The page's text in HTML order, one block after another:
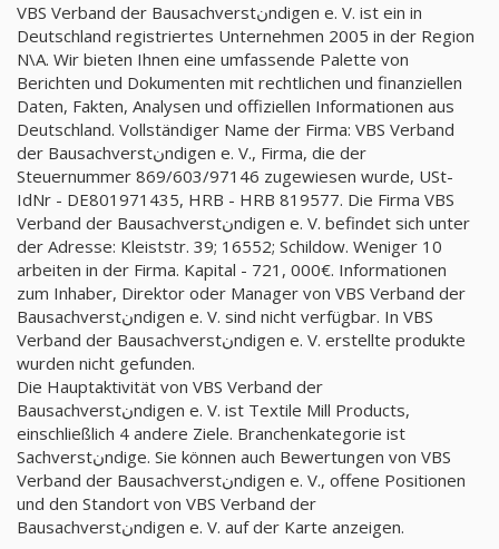
VBS Verband der Bausachverstنndigen e. V. ist ein in
Deutschland registriertes Unternehmen 2005 in der Region
N\A. Wir bieten Ihnen eine umfassende Palette von
Berichten und Dokumenten mit rechtlichen und finanziellen
Daten, Fakten, Analysen und offiziellen Informationen aus
Deutschland. Vollständiger Name der Firma: VBS Verband
der Bausachverstنndigen e. V., Firma, die der
Steuernummer 869/603/97146 zugewiesen wurde, USt-
IdNr - DE801971435, HRB - HRB 819577. Die Firma VBS
Verband der Bausachverstنndigen e. V. befindet sich unter
der Adresse: Kleiststr. 39; 16552; Schildow. Weniger 10
arbeiten in der Firma. Kapital - 721, 000€. Informationen
zum Inhaber, Direktor oder Manager von VBS Verband der
Bausachverstنndigen e. V. sind nicht verfügbar. In VBS
Verband der Bausachverstنndigen e. V. erstellte produkte
wurden nicht gefunden.
Die Hauptaktivität von VBS Verband der
Bausachverstنndigen e. V. ist Textile Mill Products,
einschließlich 4 andere Ziele. Branchenkategorie ist
Sachverstنndige. Sie können auch Bewertungen von VBS
Verband der Bausachverstنndigen e. V., offene Positionen
und den Standort von VBS Verband der
Bausachverstنndigen e. V. auf der Karte anzeigen.